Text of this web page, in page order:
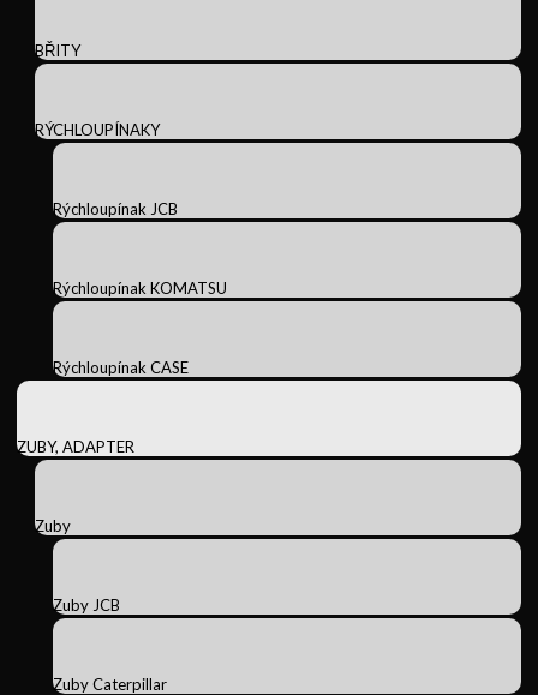
BŘITY
RÝCHLOUPÍNAKY
Rýchloupínak JCB
Rýchloupínak KOMATSU
Rýchloupínak CASE
ZUBY, ADAPTER
Zuby
Zuby JCB
Zuby Caterpillar